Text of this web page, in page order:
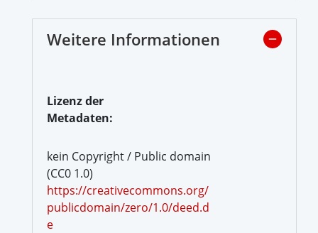
Weitere Informationen
Lizenz der
Metadaten:
kein Copyright / Public domain
(CC0 1.0)
https://creativecommons.org/
publicdomain/zero/1.0/deed.d
e